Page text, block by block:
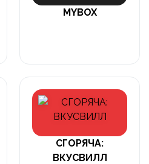
MYBOX
СГОРЯЧА:
ВКУСВИЛЛ